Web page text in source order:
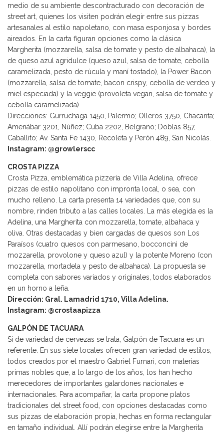
medio de su ambiente descontracturado con decoración de
street art, quienes los visiten podrán elegir entre sus pizzas
artesanales al estilo napoletano, con masa esponjosa y bordes
aireados. En la carta figuran opciones como la clásica
Margherita (mozzarella, salsa de tomate y pesto de albahaca), la
de queso azul agridulce (queso azul, salsa de tomate, cebolla
caramelizada, pesto de rúcula y maní tostado), la Power Bacon
(mozzarella, salsa de tomate, bacon crispy, cebolla de verdeo y
miel especiada) y la veggie (provoleta vegan, salsa de tomate y
cebolla caramelizada).
Direcciones: Gurruchaga 1450, Palermo; Olleros 3750, Chacarita;
Amenábar 3201, Núñez; Cuba 2202, Belgrano; Doblas 857,
Caballito; Av. Santa Fe 1430, Recoleta y Perón 489, San Nicolás.
Instagram: @growlerscc
CROSTA PIZZA
Crosta Pizza, emblemática pizzería de Villa Adelina, ofrece
pizzas de estilo napolitano con impronta local, o sea, con
mucho relleno. La carta presenta 14 variedades que, con su
nombre, rinden tributo a las calles locales. La más elegida es la
Adelina, una Margherita con mozzarella, tomate, albahaca y
oliva. Otras destacadas y bien cargadas de quesos son Los
Paraísos (cuatro quesos con parmesano, bocconcini de
mozzarella, provolone y queso azul) y la potente Moreno (con
mozzarella, mortadela y pesto de albahaca). La propuesta se
completa con sabores variados y originales, todos elaborados
en un horno a leña.
Dirección: Gral. Lamadrid 1710, Villa Adelina.
Instagram: @crostaapizza
GALPÓN DE TACUARA
Si de variedad de cervezas se trata, Galpón de Tacuara es un
referente. En sus siete locales ofrecen gran variedad de estilos,
todos creados por el maestro Gabriel Furnari, con materias
primas nobles que, a lo largo de los años, los han hecho
merecedores de importantes galardones nacionales e
internacionales. Para acompañar, la carta propone platos
tradicionales del street food, con opciones destacadas como
sus pizzas de elaboración propia, hechas en forma rectangular
en tamaño individual. Allí podrán elegirse entre la Margherita